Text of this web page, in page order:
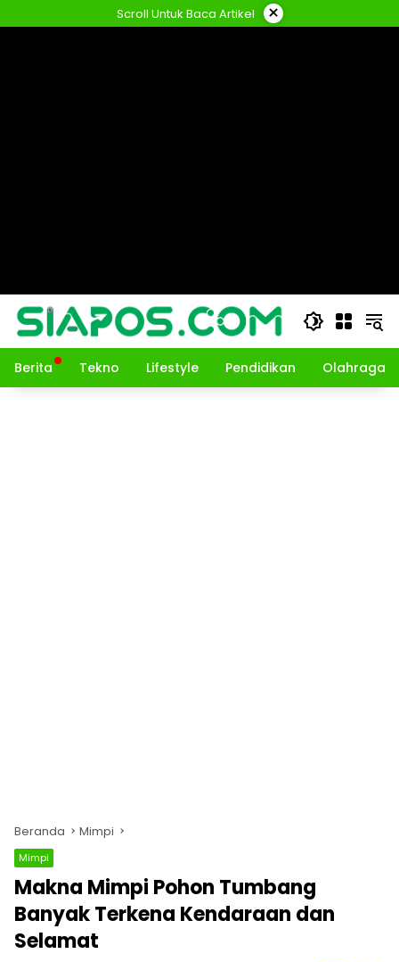
ke
Scroll Untuk Baca Artikel ×
Berita Tekno Lifestyle Pendidikan Olahraga
Beranda Mimpi
Mimpi
Makna Mimpi Pohon Tumbang
Banyak Terkena Kendaraan dan
Selamat